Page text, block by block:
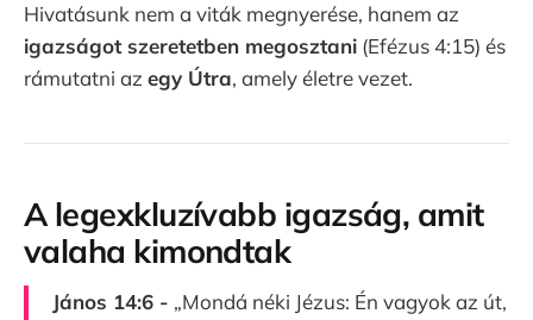
Hivatásunk nem a viták megnyerése, hanem az
igazságot szeretetben megosztani (Efézus 4:15) és
rámutatni az egy Útra, amely életre vezet.
A legexkluzívabb igazság, amit
valaha kimondtak
János 14:6 - „Mondá néki Jézus: Én vagyok az út,